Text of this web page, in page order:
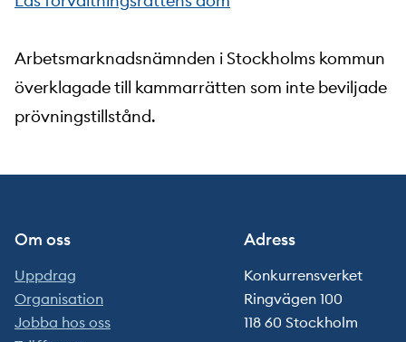
Arbetsmarknadsnämnden i Stockholms kommun
överklagade till kammarrätten som inte beviljade
prövningstillstånd.
Om oss
Uppdrag
Organisation
Jobba hos oss
Adress
Konkurrensverket
Ringvägen 100
118 60 Stockholm